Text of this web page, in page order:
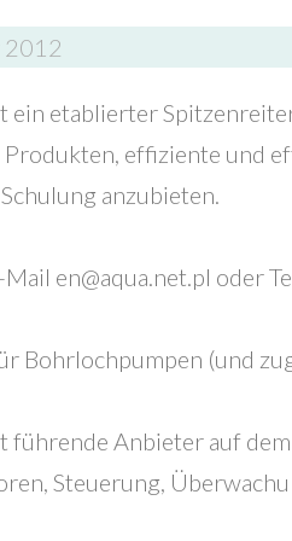
2012
ein etablierter
effiziente und
anzubieten.
en@aqua.net.pl oder
Bohrlochpumpen (und
führende Anbieter auf
Steuerung,